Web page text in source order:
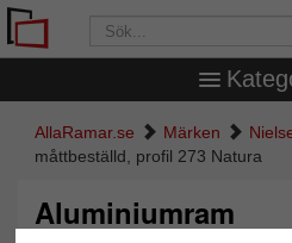
AllaRamar.se Märken
måttbeställd, profil 273 Natura
Aluminiumram